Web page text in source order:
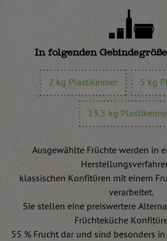
In folgenden
2 kg Plastikeimer 5 kg
13,5 kg
Ausgewählte Früchte werden in
klassischen Konfitüren mit einem
verarbeitet.
Sie stellen eine preiswertere
Früchteküche
55 % Frucht dar und sind besonders